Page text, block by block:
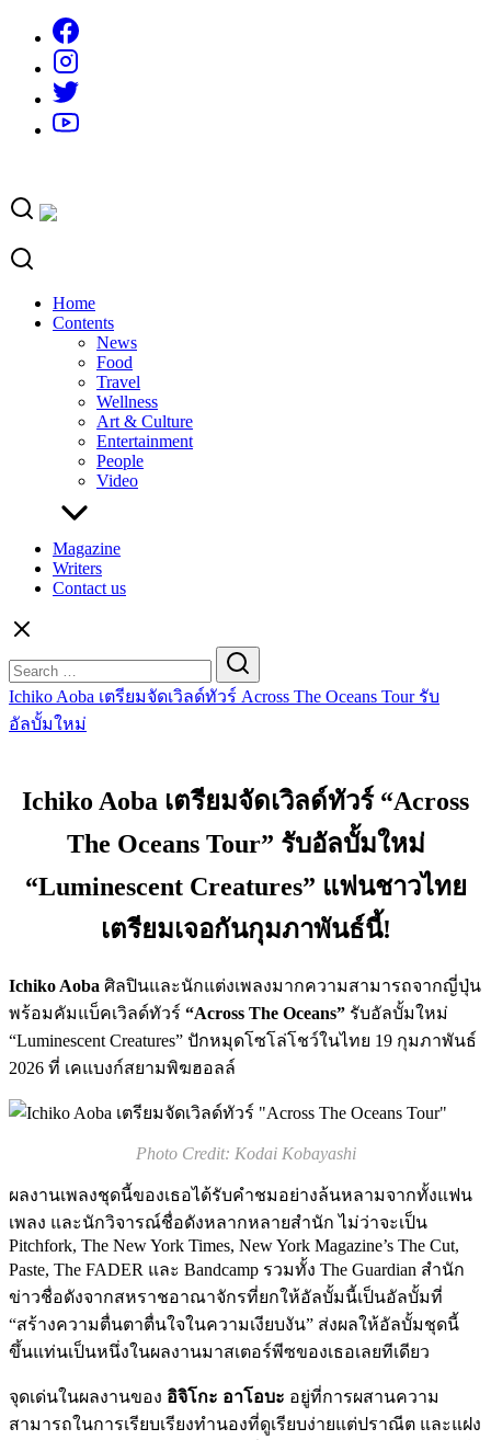
content
Home
Contents
News
Food
Travel
Wellness
Art & Culture
Entertainment
People
Video
Magazine
Writers
Contact us
for:
Ichiko Aoba เตรียมจัดเวิลด์ทัวร์ Across The Oceans Tour รับ
อัลบั้มใหม่
Ichiko Aoba เตรียมจัดเวิลด์ทัวร์ “Across
The Oceans Tour” รับอัลบั้มใหม่
“Luminescent Creatures” แฟนชาวไทย
เตรียมเจอกันกุมภาพันธ์นี้!
Ichiko Aoba ศิลปินและนักแต่งเพลงมากความสามารถจากญี่ปุ่น
พร้อมคัมแบ็คเวิลด์ทัวร์ “Across The Oceans” รับอัลบั้มใหม่
“Luminescent Creatures” ปักหมุดโซโล่โชว์ในไทย 19 กุมภาพันธ์
2026 ที่ เคแบงก์สยามพิฆฮอลล์
Photo Credit: Kodai Kobayashi
ผลงานเพลงชุดนี้ของเธอได้รับคำชมอย่างล้นหลามจากทั้งแฟน
เพลง และนักวิจารณ์ชื่อดังหลากหลายสำนัก ไม่ว่าจะเป็น
Pitchfork, The New York Times, New York Magazine’s The Cut,
Paste, The FADER และ Bandcamp รวมทั้ง The Guardian สำนัก
ข่าวชื่อดังจากสหราชอาณาจักรที่ยกให้อัลบั้มนี้เป็นอัลบั้มที่
“สร้างความตื่นตาตื่นใจในความเงียบงัน” ส่งผลให้อัลบั้มชุดนี้
ขึ้นแท่นเป็นหนึ่งในผลงานมาสเตอร์พีซของเธอเลยทีเดียว
จุดเด่นในผลงานของ อิจิโกะ อาโอบะ อยู่ที่การผสานความ
สามารถในการเรียบเรียงทำนองที่ดูเรียบง่ายแต่ปราณีต และแฝง